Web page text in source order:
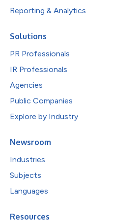
Reporting & Analytics
Solutions
PR Professionals
IR Professionals
Agencies
Public Companies
Explore by Industry
Newsroom
Industries
Subjects
Languages
Resources